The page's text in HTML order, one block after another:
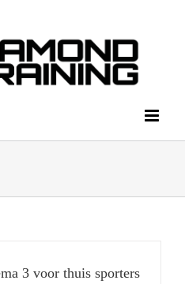
3 voor thuis sporters